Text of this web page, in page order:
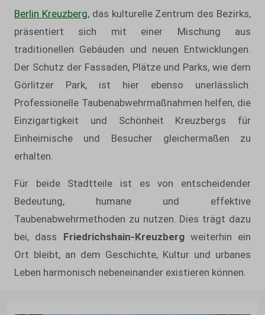
Berlin Kreuzberg, das kulturelle Zentrum des Bezirks,
präsentiert sich mit einer Mischung aus
traditionellen Gebäuden und neuen Entwicklungen.
Der Schutz der Fassaden, Plätze und Parks, wie dem
Görlitzer Park, ist hier ebenso unerlässlich.
Professionelle Taubenabwehrmaßnahmen helfen, die
Einzigartigkeit und Schönheit Kreuzbergs für
Einheimische und Besucher gleichermaßen zu
erhalten.
Für beide Stadtteile ist es von entscheidender
Bedeutung, humane und effektive
Taubenabwehrmethoden zu nutzen. Dies trägt dazu
bei, dass Friedrichshain-Kreuzbergweiterhin ein
Ort bleibt, an dem Geschichte, Kultur und urbanes
Leben harmonisch nebeneinander existieren können.